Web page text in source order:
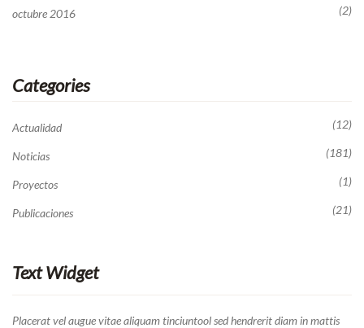
octubre 2016 (2)
Categories
Actualidad (12)
Noticias (181)
Proyectos (1)
Publicaciones (21)
Text Widget
Placerat vel augue vitae aliquam tinciuntool sed hendrerit diam in mattis